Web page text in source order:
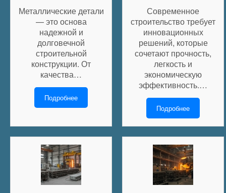
Металлические детали
— это основа
надежной и
долговечной
строительной
конструкции. От
качества…
Подробнее
Современное
строительство требует
инновационных
решений, которые
сочетают прочность,
легкость и
экономическую
эффективность.…
Подробнее